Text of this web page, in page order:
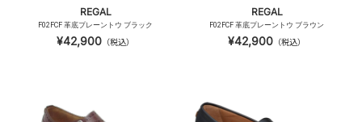
REGAL
F02FCF 革底プレーントウ ブラック
¥42,900 （税込）
REGAL
F02FCF 革底プレーントウ ブラウン
¥42,900 （税込）